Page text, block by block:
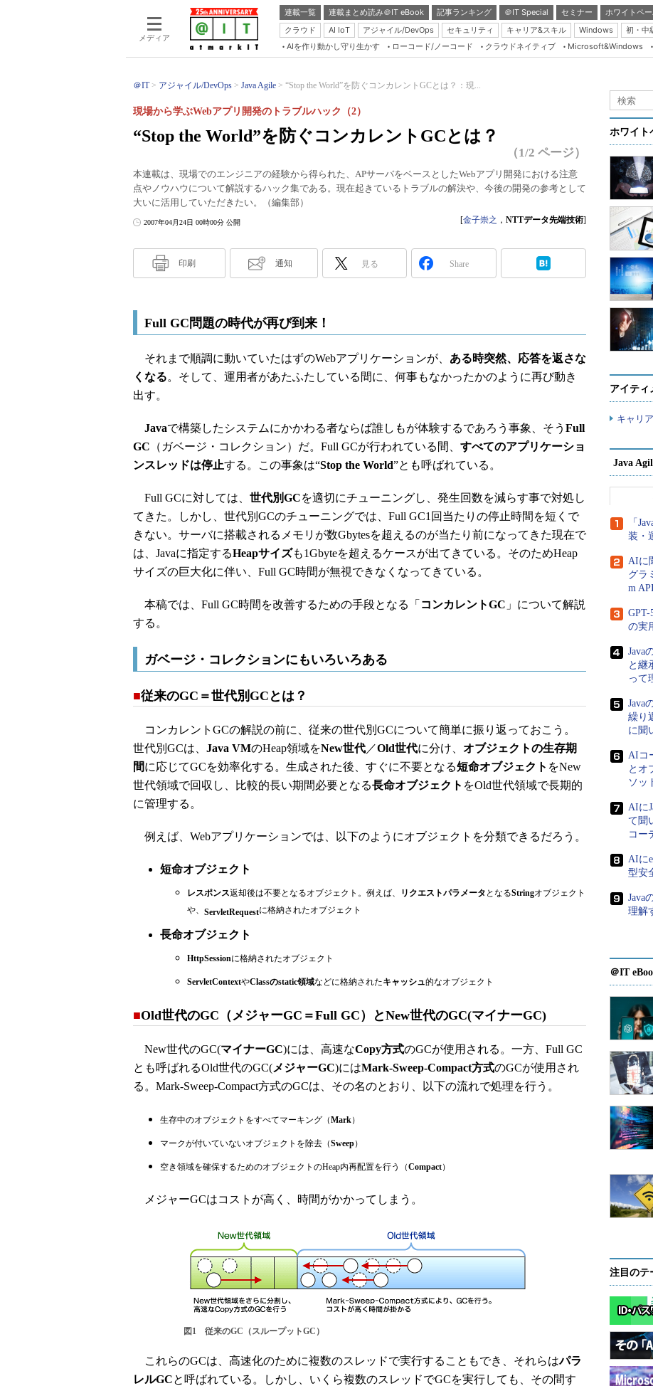
メディア
連載一覧 連載まとめ読み＠IT eBook 記事ランキング ＠IT Special セミナー
ホワイトペ
クラウド
AI IoT アジャイル/DevOps セキュリティ キャリア&スキル Windows 初・中
Server & Storage
Database Expert
Linux ＆ OSS
Master of IP Network
Security & Trust
AIを作り動かし守り生かす ローコード/ノーコード クラウドネイティブ Microsoft&Windows
＠IT アジャイル/DevOps Java Agile “Stop the World”を防ぐコンカレントGCとは？：現...
“Stop the World”を防ぐコンカレントGCとは？
現場から学ぶWebアプリ開発のトラブルハック（2）
（1/2 ページ）
本連載は、現場でのエンジニアの経験から得られた、APサーバをベースとしたWebアプリ開発における注意
点やノウハウについて解説するハック集である。現在起きているトラブルの解決や、今後の開発の参考として
大いに活用していただきたい。（編集部）
2007年04月24日 00時00分 公開 [金子崇之 ， NTTデータ先端技術]
印刷 通知 見る Share
Full GC問題の時代が再び到来！
それまで順調に動いていたはずのWebアプリケーションが、 ある時突然、応答を返さな
くなる。そして、運用者があたふたしている間に、何事もなかったかのように再び動き
出す。
Javaで構築したシステムにかかわる者ならば誰しもが体験するであろう事象、そう Full
GC （ガベージ・コレクション）だ。Full GCが行われている間、 すべてのアプリケーショ
ンスレッドは停止する。この事象は“Stop the World”とも呼ばれている。
Full GCに対しては、 世代別GCを適切にチューニングし、発生回数を減らす事で対処し
てきた。しかし、世代別GCのチューニングでは、Full GC1回当たりの停止時間を短くで
きない。サーバに搭載されるメモリが数Gbytesを超えるのが当たり前になってきた現在で
は、Javaに指定するHeapサイズも1Gbyteを超えるケースが出てきている。そのためHeap
サイズの巨大化に伴い、Full GC時間が無視できなくなってきている。
本稿では、Full GC時間を改善するための手段となる「 コンカレントGC 」について解説
する。
ガベージ・コレクションにもいろいろある
■従来のGC＝世代別GCとは？
コンカレントGCの解説の前に、従来の世代別GCについて簡単に振り返っておこう。
世代別GCは、 Java VMのHeap領域をNew世代／Old世代に分け、 オブジェクトの生存期
間に応じてGCを効率化する。生成された後、すぐに不要となる短命オブジェクト をNew
世代領域で回収し、比較的長い期間必要となる長命オブジェクト をOld世代領域で長期的
に管理する。
例えば、Webアプリケーションでは、以下のようにオブジェクトを分類できるだろう。
短命オブジェクト
レスポンス返却後は不要となるオブジェクト。例えば、 リクエストパラメータ となるStringオブジェクト
や、 ServletRequestに格納されたオブジェクト
長命オブジェクト
HttpSessionに格納されたオブジェクト
ServletContextやClassのstatic領域などに格納されたキャッシュ的なオブジェクト
■Old世代のGC（メジャーGC＝Full GC）とNew世代のGC(マイナーGC)
New世代のGC(マイナーGC)には、高速なCopy方式のGCが使用される。一方、Full GC
とも呼ばれるOld世代のGC(メジャーGC)にはMark-Sweep-Compact方式のGCが使用され
る。Mark-Sweep-Compact方式のGCは、その名のとおり、以下の流れで処理を行う。
生存中のオブジェクトをすべてマーキング（Mark）
マークが付いていないオブジェクトを除去（Sweep）
空き領域を確保するためのオブジェクトのHeap内再配置を行う（Compact）
メジャーGCはコストが高く、時間がかかってしまう。
図1 従来のGC（スループットGC）
これらのGCは、高速化のために複数のスレッドで実行することもでき、それらはパラ
レルGCと呼ばれている。しかし、いくら複数のスレッドでGCを実行しても、その間す
ホワイト
アイティ
キャリ
Java
「
装・
AIに
グラ
m API
の実
Java
と継
って
Java
繰り
に聞
AIコ
とオ
ソッ
AIに
て聞
コー
AIに
型安
Java
理解
＠IT
注目のテ